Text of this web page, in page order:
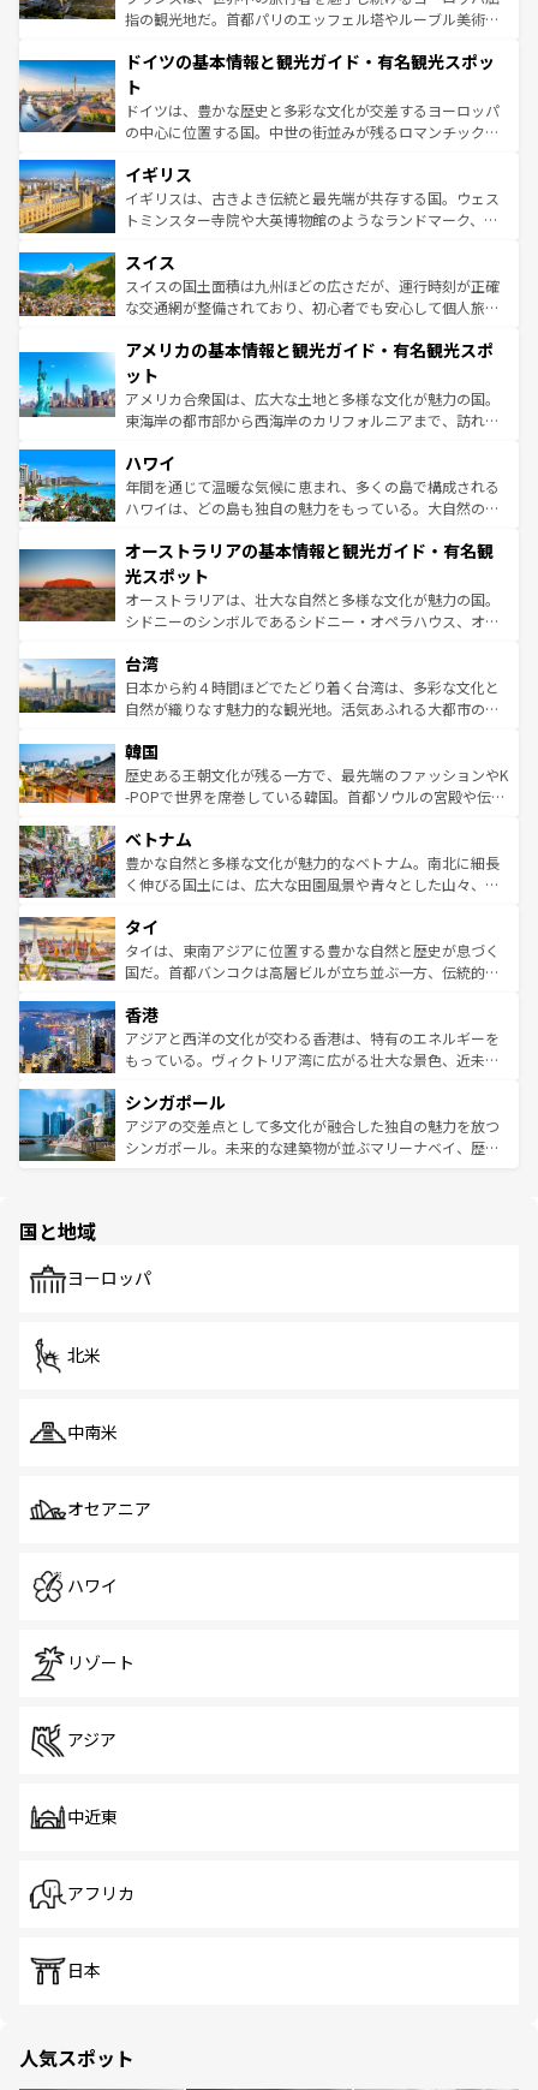
アートに溢れた街角から、地方では古代ローマ遺跡や中世
せる。地方によって風土や気候が異なるスペインはその個
ンテンツ一覧 を参照してほしい。
指の観光地だ。首都パリのエッフェル塔やルーブル美術館
で、幅広い魅力が詰まっている。華麗な宮殿、歴史的な大
聖堂、美しいビーチ、そして豊かな自然が、訪れる者を心
から魅了する。また、フランスは美食の国としても知ら
れ、フランス料理はユネスコ無形文化遺産にも登録されて
香り高いラベンダー畑など、多彩な楽しみ方が可能だ。さ
らに、パリ以外の地域にも魅力が溢れており、どの街角に
も豊かな歴史と文化が息づいている。パリ以外の個性あふ
を参照してほしい。
ドイツの基本情報と観光ガイド・有名観光スポッ
ト
ドイツは、豊かな歴史と多彩な文化が交差するヨーロッパ
の中心に位置する国。中世の街並みが残るロマンチック街
顔を持つこの国は、どこを歩いても飽きることがない。ベ
ルリンの文化的活気、バイエルン州のアルプスの絶景、そ
してライン川沿いのワイン畑といった風景は必見。ビール
は、お酒好きな人にはぜひ体験してほしい。 なお、新着の
ドイツ情報はコンテンツ一覧を参照してほしい。
イギリス
イギリスは、古きよき伝統と最先端が共存する国。ウェス
トミンスター寺院や大英博物館のようなランドマーク、歴
リアごとに異なる魅力がある。また、優雅なアフタヌーン
ティー、ビール好きにはたまらない英国パブ、サッカー観
戦など、本場だからこそできる体験も豊富。イギリスを旅
ンツ一覧を参照してほしい。
スイス
スイスの国土面積は九州ほどの広さだが、運行時刻が正確
な交通網が整備されており、初心者でも安心して個人旅行
の建物がそのまま残る町や、スイスならではのユニークな
博物館もあり、アルプス観光だけでなく町歩きも満喫する
ことができる。国民の所得が高いため物価も高いが、旅行
者向けの交通パス提供のサービスもあり、うまく活用すれ
着のスイス情報は
アメリカの基本情報と観光ガイド・有名観光スポ
ット
アメリカ合衆国は、広大な土地と多様な文化が魅力の国。
東海岸の都市部から西海岸のカリフォルニアまで、訪れる
のような巨大都市は、観光、ショッピング、エンターテイ
ンメントが詰まった刺激的なスポットだ。一方、アメリカ
西部には大自然が広がり、グランドキャニオンやイエロー
部のニューオーリンズでは、音楽と美食が融合した独特の
文化が魅力。旅行者はアメリカの各地域で異なる魅力を楽
しみながら、その多様性と豊かな歴史を感じることができ
るだろう。車でのロードトリップや列車の旅も、アメリカ
情報は
ハワイ
年間を通じて温暖な気候に恵まれ、多くの島で構成される
ハワイは、どの島も独自の魅力をもっている。大自然の神
ワイ島は見逃せない。また、定番の観光地といえばオアフ
島だが、静かな自然を求めるならマウイ島やカウアイ島が
おすすめ。エメラルドグリーンに輝く海をはじめ、豊かな
文化や歴史が息づいている。「アロハスピリット」と呼ば
人々、おいしいローカルフードやハワイアンミュージッ
ク、伝統的なフラダンスなど、すべてがハワイの魅力を彩
っている。訪れるたびに新しい発見と感動が待っているハ
はコンテンツ一覧
オーストラリアの基本情報と観光ガイド・有名観
光スポット
オーストラリアは、壮大な自然と多様な文化が魅力の国。
シドニーのシンボルであるシドニー・オペラハウス、オー
リアリーフや大陸中央部にそびえるウルル（エアーズロッ
ク）、タスマニアの美しい原生林やケアンズの熱帯雨林な
ど、見どころがたくさん。また、カフェやワイン、オージ
いる。アクティビティも充実しており、サーフィンやダイ
ビング、ハイキングなど、アウトドア好きにはたまらな
い。オーストラリアの多彩な魅力を存分に味わいつくそ
参照してほしい。
台湾
日本から約４時間ほどでたどり着く台湾は、多彩な文化と
自然が織りなす魅力的な観光地。活気あふれる大都市の台
ン）、静ひつな山岳地帯である台湾東部など、都市の喧騒
と山間の静けさが共存しており、訪れる人に新しい発見と
驚きをもたらしてくれる。また、奥深い台湾の食文化も魅
容にもいいと評判のスイーツなど、バラエティ豊かな料理
が味わえる。 なお、新着の台湾情報は コンテンツ一覧を参
照してほしい。
韓国
歴史ある王朝文化が残る一方で、最先端のファッションやK
-POPで世界を席巻している韓国。首都ソウルの宮殿や伝統
き、地方に足を延ばせば四季折々の自然美を楽しむことが
できる。そして、キムチや焼肉、絶品のストリートフード
まで、さまざまな韓国料理が待っている。夜には、韓国な
リティに包まれながら、韓国の多彩な魅力を心ゆくまで味
わってみてほしい。 なお、新着の韓国情報はコンテンツ一
覧を参照してほしい。
ベトナム
豊かな自然と多様な文化が魅力的なベトナム。南北に細長
く伸びる国土には、広大な田園風景や青々とした山々、世
急速な発展と共に伝統が息づく。ハノイの古い町並みやホ
ーチミン市のフランス統治時代の建物も、独特の雰囲気を
醸し出している。また、バラエティの豊かさとおいしさで
とつ。フォーやバインミー、ベトナムコーヒーなどは、ぜ
ひ現地で味わいたい。どの地域を訪れてもあたたかい人々
が旅行者を迎えてくれるので、きっと忘れられない旅にな
参照してほしい。
タイ
タイは、東南アジアに位置する豊かな自然と歴史が息づく
国だ。首都バンコクは高層ビルが立ち並ぶ一方、伝統的な
の活気が交差している。北部ではチェンマイなどの山岳地
帯で自然と触れ合い、南部ではプーケットやクラビの美し
いビーチでリゾート気分を楽しむことができる。タイ料理
激する。気候は一年中温暖で、どの季節にも異なる楽しみ
が待っている。親しみやすいタイの人々、仏教を中心とし
た文化、そして多様な観光資源が、訪れる旅人を魅了し続
香港
アジアと西洋の文化が交わる香港は、特有のエネルギーを
もっている。ヴィクトリア湾に広がる壮大な景色、近未来
み、どこを訪れても感動するはず。観光スポットが密集し
ており、効率よく見どころを回れるのも魅力。息をのむよ
うな絶景から文化的な体験まで、香港を存分に楽しみ尽く
シンガポール
アジアの交差点として多文化が融合した独自の魅力を放つ
シンガポール。未来的な建築物が並ぶマリーナベイ、歴史
で、ホーカーズは地元の風情を楽しめる外せないスポット
国と地域
ヨーロッパ
北米
中南米
オセアニア
ハワイ
リゾート
アジア
中近東
アフリカ
日本
人気スポット